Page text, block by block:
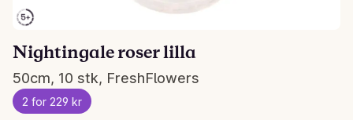
Nightingale roser lilla
50cm, 10 stk, FreshFlowers
2 for 229 kr